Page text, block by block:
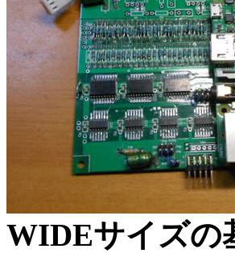
WIDEサイズの